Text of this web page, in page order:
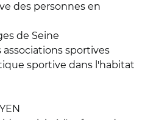
des personnes en
de Seine
sportives
sportive dans l'habitat